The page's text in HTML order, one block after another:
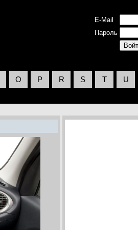
E-Mail
Пароль
O P R S T U